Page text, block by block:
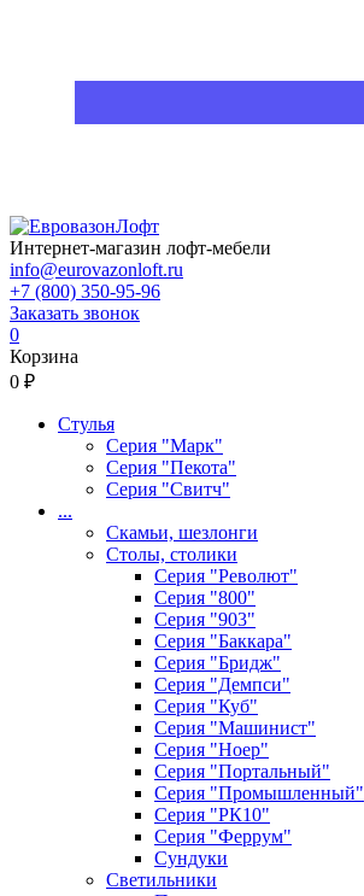
Интернет-магазин лофт-мебели
info@eurovazonloft.ru
+7 (800) 350-95-96
Заказать звонок
0
Корзина
0 ₽
Стулья
Серия "Марк"
Серия "Пекота"
Серия "Свитч"
...
Скамьи, шезлонги
Столы, столики
Серия "Револют"
Серия "800"
Серия "903"
Серия "Баккара"
Серия "Бридж"
Серия "Демпси"
Серия "Куб"
Серия "Машинист"
Серия "Ноер"
Серия "Портальный"
Серия "Промышленный"
Серия "РК10"
Серия "Феррум"
Сундуки
Светильники